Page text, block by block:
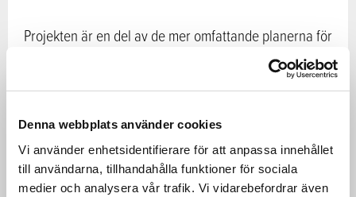
Denna webbplats använder cookies
Vi använder enhetsidentifierare för att anpassa innehållet
till användarna, tillhandahålla funktioner för sociala
medier och analysera vår trafik. Vi vidarebefordrar även
Projekten är en del av de mer omfattande planerna för
att inom Vasa-, Esbo- och Åboregionen övergå till att
stenkolen ska kunna frångås före 2025.
I enlighet med lagen från 2019 är det förbjudet att